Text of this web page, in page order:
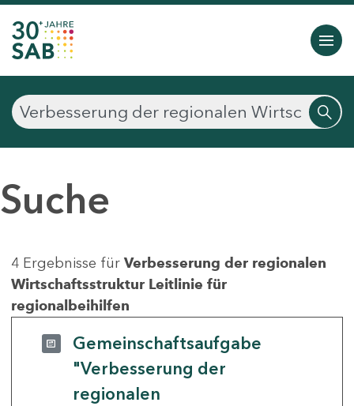
Suche
4 Ergebnisse für Verbesserung der regionalen
Wirtschaftsstruktur Leitlinie für
regionalbeihilfen
Gemeinschaftsaufgabe
"Verbesserung der
regionalen